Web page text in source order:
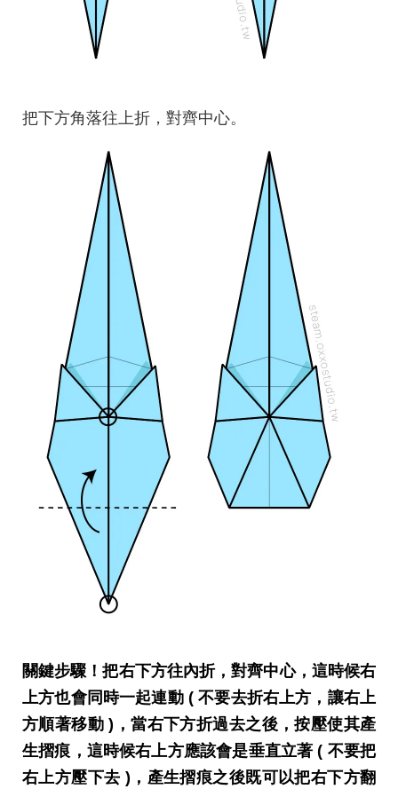
把下方角落往上折，對齊中心。
關鍵步驟！把右下方往內折，對齊中心，這時候右
上方也會同時一起連動 ( 不要去折右上方，讓右上
方順著移動 )，當右下方折過去之後，按壓使其產
生摺痕，這時候右上方應該會是垂直立著 ( 不要把
右上方壓下去 )，產生摺痕之後既可以把右下方翻